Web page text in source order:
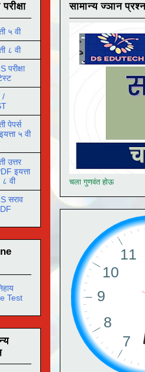
सामान्य ज्ञान
चला गुणवंत होऊ
परीक्षा
५ वी
८ वी
परीक्षा
/
पेपर्स
५ वी
उत्तर
इयत्ता
८ वी
सराव
Test